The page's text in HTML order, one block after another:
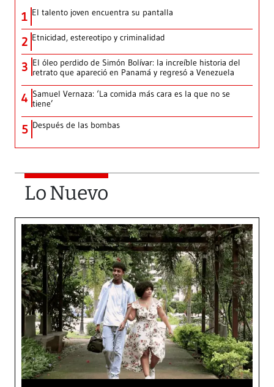
1 El talento joven encuentra su pantalla​
2 Etnicidad, estereotipo y criminalidad
3 El óleo perdido de Simón Bolívar: la increíble historia del
retrato que apareció en Panamá y regresó a Venezuela
4 Samuel Vernaza: ‘La comida más cara es la que no se
tiene’
5 Después de las bombas
Lo Nuevo